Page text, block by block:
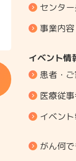
センタ
事業内容
イベント情
患者・
医療従
イベン
がん何